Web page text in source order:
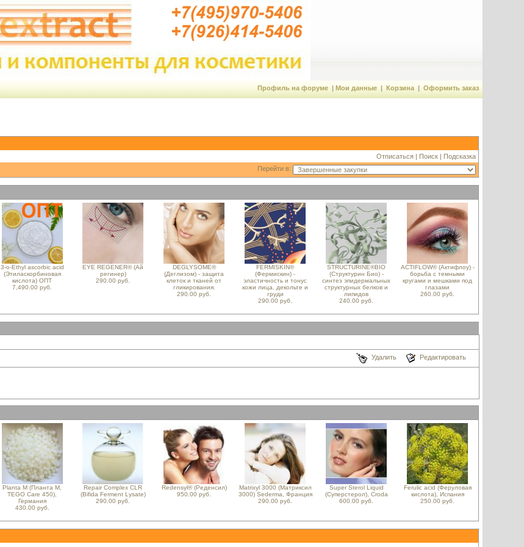
Профиль на форуме| Мои данные| Корзина| Оформить заказ
Отписаться| Поиск| Подсказка
Перейти в:
3-o-Ethyl ascorbic acid
(Этиласкорбиновая
кислота) ОПТ
7,490.00 руб.
EYE REGENER® (Ай
регинер)
290.00 руб.
DEGLYSOME®
(Деглизом) - защита
клеток и тканей от
гликирования.
290.00 руб.
FERMISKIN®
(Фермискин) -
эластичность и тонус
кожи лица, декольте и
груди
290.00 руб.
STRUCTURINE®BIO
(Структурин Био) -
синтез эпидермальных
структурных белков и
липидов
240.00 руб.
ACTIFLOW® (Актифлоу) -
борьба с темными
кругами и мешками под
глазами
260.00 руб.
Удалить Редактировать
Planta M (Планта М,
TEGO Care 450),
Германия
430.00 руб.
Repair Complex CLR
(Bifida Ferment Lysate)
290.00 руб.
Redensyl® (Реденсил)
950.00 руб.
Matrixyl 3000 (Матриксил
3000) Sederma, Франция
290.00 руб.
Super Sterol Liquid
(Суперстерол), Croda
600.00 руб.
Ferulic acid (Феруловая
кислота), Испания
250.00 руб.